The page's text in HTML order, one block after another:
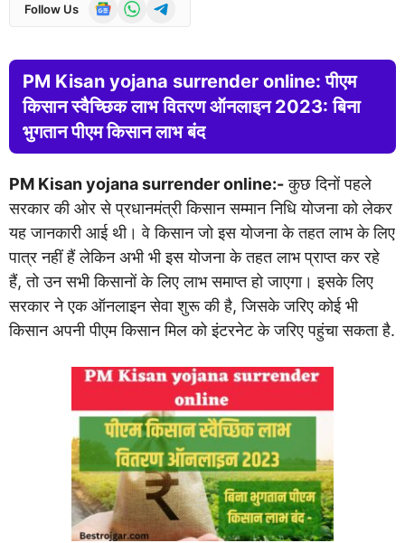
Follow Us
PM Kisan yojana surrender online: पीएम
किसान स्वैच्छिक लाभ वितरण ऑनलाइन 2023: बिना
भुगतान पीएम किसान लाभ बंद
PM Kisan yojana surrender online:-कुछ दिनों पहले
सरकार की ओर से प्रधानमंत्री किसान सम्मान निधि योजना को लेकर
यह जानकारी आई थी। वे किसान जो इस योजना के तहत लाभ के लिए
पात्र नहीं हैं लेकिन अभी भी इस योजना के तहत लाभ प्राप्त कर रहे
हैं, तो उन सभी किसानों के लिए लाभ समाप्त हो जाएगा। इसके लिए
सरकार ने एक ऑनलाइन सेवा शुरू की है, जिसके जरिए कोई भी
किसान अपनी पीएम किसान मिल को इंटरनेट के जरिए पहुंचा सकता है.